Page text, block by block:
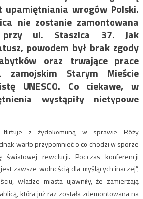
wrogów Polski.
nie zostanie zamontowana
ul. Staszica 37. Jak
powodem był brak zgody
oraz trwające prace
zamojskim Starym Mieście
UNESCO. Co ciekawe, w
wystąpiły nietypowe
flirtuje z żydokomuną w sprawie Róży
warto przypomnieć o co chodzi w sporze
światowej rewolucji. Podczas konferencji
zawsze wolnością dla myślących inaczej”,
władze miasta ujawniły, że zamierzają
która już raz została zdemontowana na